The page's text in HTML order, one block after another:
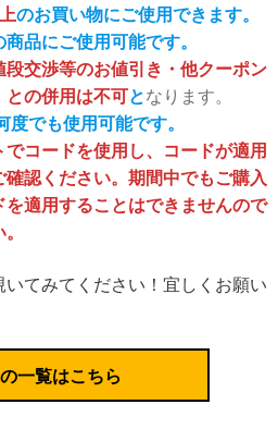
のお買い物にご使用できます。
品にご使用可能です。
交渉等のお値引き・他クーポン
の併用は不可となります。
でも使用可能です。
コードを使用し、コードが適用
認ください。期間中でもご購入
適用することはできませんので
てみてください！宜しくお願い
一覧はこちら